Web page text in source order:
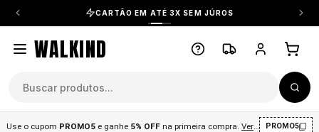
CARTÃO EM ATÉ 3X SEM JÚROS
WALKIND
Use o cupom PROMO5 e ganhe 5% OFF na primeira compra Ver condições .
PROMO5